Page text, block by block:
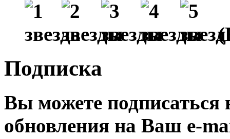
Подписка
Вы можете подписаться
обновления на Ваш e-